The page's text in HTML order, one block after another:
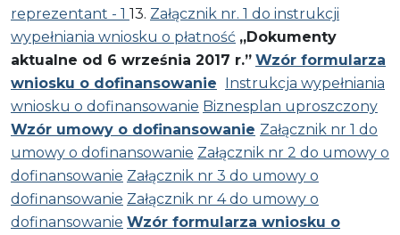
reprezentant - 1 13. Załącznik nr. 1 do instrukcji
wypełniania wniosku o płatność „Dokumenty
aktualne od 6 września 2017 r.” Wzór formularza
wniosku o dofinansowanie Instrukcja wypełniania
wniosku o dofinansowanie Biznesplan uproszczony
Wzór umowy o dofinansowanie Załącznik nr 1 do
umowy o dofinansowanie Załącznik nr 2 do umowy o
dofinansowanie Załącznik nr 3 do umowy o
dofinansowanie Załącznik nr 4 do umowy o
dofinansowanie Wzór formularza wniosku o